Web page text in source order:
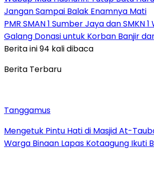
Jangan Sampai Balak Enamnya Mati
PMR SMAN 1 Sumber Jaya dan SMKN
Galang Donasi untuk Korban Banjir
Berita ini 94 kali dibaca
Berita Terbaru
Tanggamus
Mengetuk Pintu Hati di Masjid At-
Warga Binaan Lapas Kotaagung Ikuti